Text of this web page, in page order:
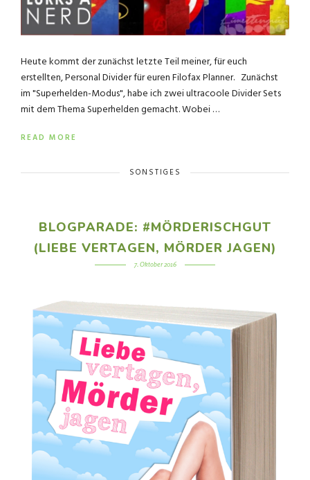
Heute kommt der zunächst letzte Teil meiner, für euch
erstellten, Personal Divider für euren Filofax Planner. Zunächst
im "Superhelden-Modus", habe ich zwei ultracoole Divider Sets
mit dem Thema Superhelden gemacht. Wobei …
READ MORE
SONSTIGES
BLOGPARADE: #MÖRDERISCHGUT
(LIEBE VERTAGEN, MÖRDER JAGEN)
7. Oktober 2016